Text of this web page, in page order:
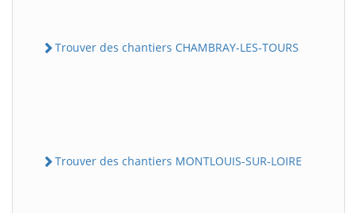
Trouver des chantiers CHAMBRAY-LES-TOURS
Trouver des chantiers MONTLOUIS-SUR-LOIRE